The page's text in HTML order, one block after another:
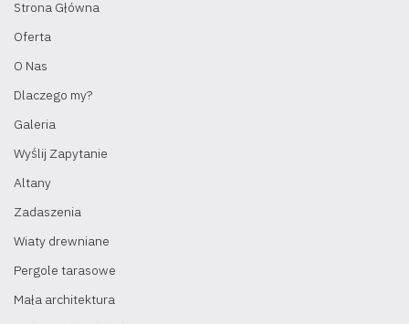
Strona Główna
Oferta
O Nas
Dlaczego my?
Galeria
Wyślij Zapytanie
Altany
Zadaszenia
Wiaty drewniane
Pergole tarasowe
Mała architektura